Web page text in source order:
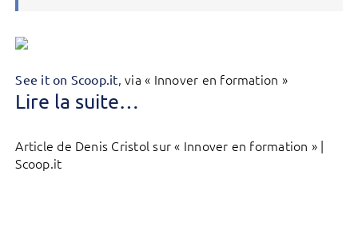
See it on Scoop.it, via « Innover en formation »
Lire la suite…
Article de Denis Cristol sur « Innover en formation » |
Scoop.it